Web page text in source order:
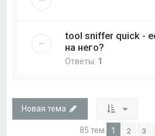
tool sniffer quick -
на него?
Ответы: 1
Новая тема
85 тем 1 2 3